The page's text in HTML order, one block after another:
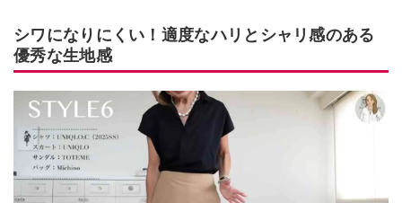
シワになりにくい！適度なハリとシャリ感のある
優秀な生地感